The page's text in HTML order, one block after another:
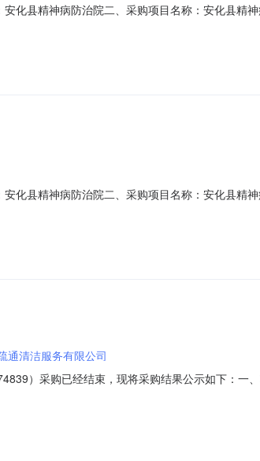
化县精神病防治院二、采购项目名称：安化县精
化县精神病防治院二、采购项目名称：安化县精
镇道观村联系人：联系电话：传真：2、采
通清洁服务有限公司
）采购已经结束，现将采购结果公示如下：一
防治院